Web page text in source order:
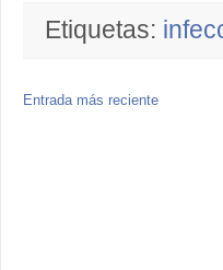
Etiquetas:
Entrada más reciente